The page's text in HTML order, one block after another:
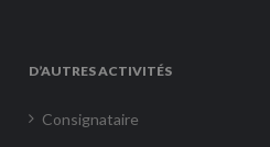
D’AUTRES ACTIVITÉS
Consignataire